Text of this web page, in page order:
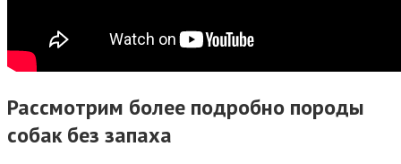
Рассмотрим более подробно породы
собак без запаха